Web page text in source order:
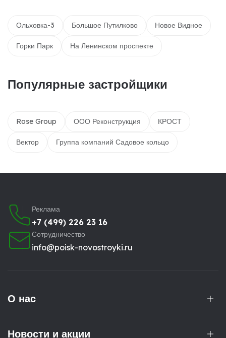
Ольховка-3 Большое Путилково Новое Видное
Горки Парк На Ленинском проспекте
Популярные застройщики
Rose Group ООО Реконструкция КРОСТ
Вектор Группа компаний Садовое кольцо
Реклама
+7 (499) 226 23 16
Сотрудничество
info@poisk-novostroyki.ru
О нас
Новости и акции